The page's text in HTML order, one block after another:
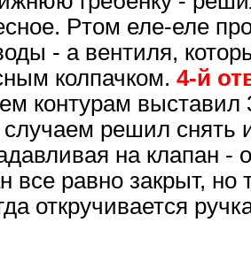
Ртом еле-еле
- а вентиля,
колпачком. 4-й
контурам выставил
решил снять
на клапан -
все равно закрыт,
откручивается